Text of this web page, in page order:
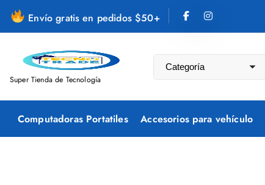
c
Envío gratis en pedidos $50+
Super Tienda de Tecnología
Computadoras Portatiles Accesorios para vehículo